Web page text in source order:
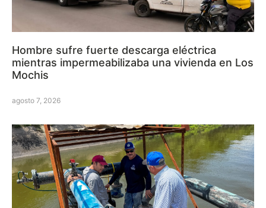
Hombre sufre fuerte descarga eléctrica
mientras impermeabilizaba una vivienda en Los
Mochis
agosto 7, 2026